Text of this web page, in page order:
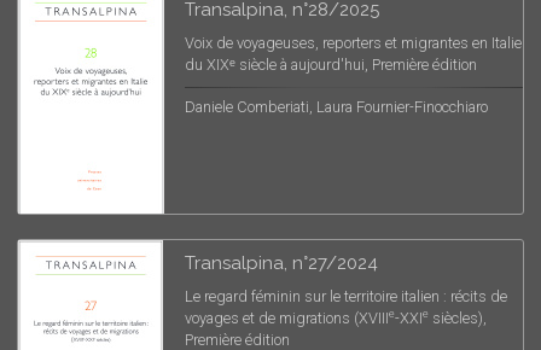
Transalpina, n°28/2025
Voix de voyageuses, reporters et migrantes en Italie
du XIXᵉ siècle à aujourd'hui, Première édition
Daniele Comberiati, Laura Fournier-Finocchiaro
Transalpina, n°27/2024
Le regard féminin sur le territoire italien : récits de
voyages et de migrations (XVIIIe-XXIe siècles),
Première édition